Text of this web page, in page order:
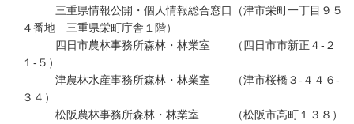
三重県情報公開・個人情報総合窓口（津市栄町一丁目９５
４番地 三重県栄町庁舎１階）
四日市農林事務所森林・林業室 （四日市市新正４-２
１-５）
津農林水産事務所森林・林業室 （津市桜橋３-４４６-
３４）
松阪農林事務所森林・林業室 （松阪市高町１３８）